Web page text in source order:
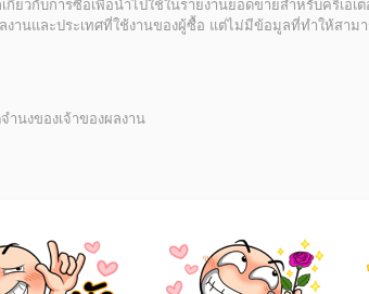
กี่ยวกับการซื้อเพื่อนำไปใช้ในรายงานยอดขายสำหรับครีเอเ
านและประเทศที่ใช้งานของผู้ซื้อ แต่ไม่มีข้อมูลที่ทำให้สาม
ำนงของเจ้าของผลงาน